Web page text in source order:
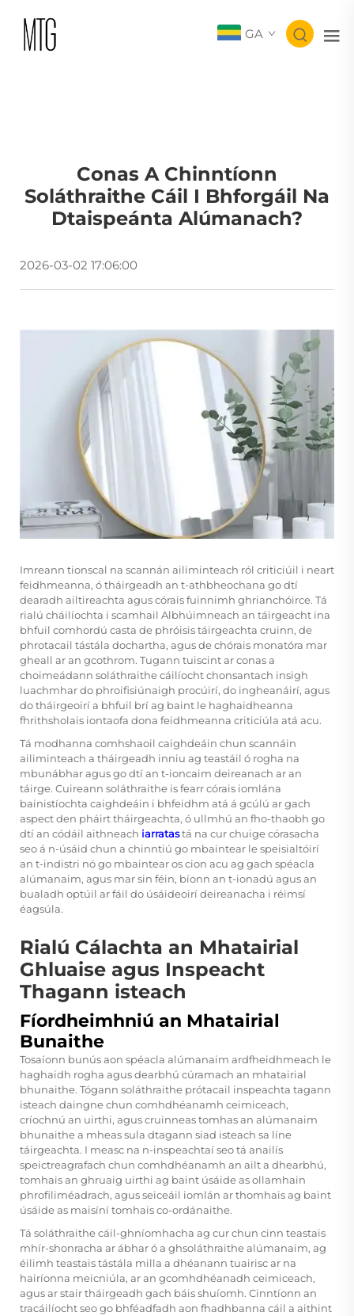
GA
Conas A Chinntíonn
Soláthraithe Cáil I Bhforgáil Na
Dtaispeánta Alúmanach?
2026-03-02 17:06:00
Imreann tionscal na scannán ailiminteach ról criticiúil i neart
feidhmeanna, ó tháirgeadh an t-athbheochana go dtí
dearadh ailtireachta agus córais fuinnimh ghrianchóirce. Tá
rialú cháilíochta i scamhail Albhúimneach an táirgeacht ina
bhfuil comhordú casta de phróisis táirgeachta cruinn, de
phrotacail tástála dochartha, agus de chórais monatóra mar
gheall ar an gcothrom. Tugann tuiscint ar conas a
choimeádann soláthraithe cáilíocht chonsantach insigh
luachmhar do phroifisiúnaigh procúirí, do ingheanáirí, agus
do tháirgeoirí a bhfuil brí ag baint le haghaidheanna
fhrithsholais iontaofa dona feidhmeanna criticiúla atá acu.
Tá modhanna comhshaoil caighdeáin chun scannáin
ailiminteach a tháirgeadh inniu ag teastáil ó rogha na
mbunábhar agus go dtí an t-ioncaim deireanach ar an
táirge. Cuireann soláthraithe is fearr córais iomlána
bainistíochta caighdeáin i bhfeidhm atá á gcúlú ar gach
aspect den pháirt tháirgeachta, ó ullmhú an fho-thaobh go
dtí an códáil aithneach iarratastá na cur chuige córasacha
seo á n-úsáid chun a chinntiú go mbaintear le speisialtóirí
an t-indistri nó go mbaintear os cion acu ag gach spéacla
alúmanaim, agus mar sin féin, bíonn an t-ionadú agus an
bualadh optúil ar fáil do úsáideoirí deireanacha i réimsí
éagsúla.
Rialú Cálachta an Mhatairial
Ghluaise agus Inspeacht
Thagann isteach
Fíordheimhniú an Mhatairial
Bunaithe
Tosaíonn bunús aon spéacla alúmanaim ardfheidhmeach le
haghaidh rogha agus dearbhú cúramach an mhatairial
bhunaithe. Tógann soláthraithe prótacail inspeachta tagann
isteach daingne chun comhdhéanamh ceimiceach,
críochnú an uirthi, agus cruinneas tomhas an alúmanaim
bhunaithe a mheas sula dtagann siad isteach sa líne
táirgeachta. I measc na n-inspeachtaí seo tá anailís
speictreagrafach chun comhdhéanamh an ailt a dhearbhú,
tomhais an ghruaig uirthi ag baint úsáide as ollamhain
phrofiliméadrach, agus seiceáil iomlán ar thomhais ag baint
úsáide as maisíní tomhais co-ordánaithe.
Tá soláthraithe cáil-ghníomhacha ag cur chun cinn teastais
mhír-shonracha ar ábhar ó a ghsoláthraithe alúmanaim, ag
éilimh teastais tástála milla a dhéanann tuairisc ar na
hairíonna meicniúla, ar an gcomhdhéanadh ceimiceach,
agus ar stair tháirgeadh gach báis shuíomh. Cinntíonn an
tracáilíocht seo go bhféadfadh aon fhadhbanna cáil a aithint